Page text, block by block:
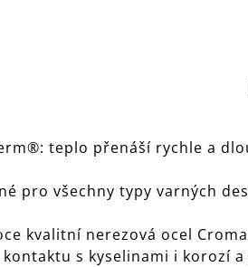
teplo přenáší rychle a
pro všechny typy varných
kvalitní nerezová ocel
s kyselinami i korozí